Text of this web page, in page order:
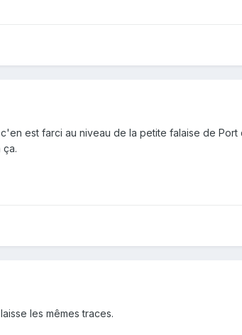
est farci au niveau de la petite falaise de
ça.
les mêmes traces.